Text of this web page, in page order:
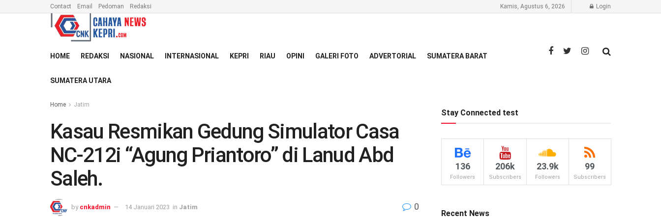
Contact Email Pedoman Redaksi Kamis, Agustus 6, 2026 Login
HOME REDAKSI NASIONAL INTERNASIONAL KEPRI RIAU OPINI GALERI FOTO ADVERTORIAL SUMATERA BARAT
SUMATERA UTARA
Home Jatim
Kasau Resmikan Gedung Simulator Casa
NC-212i “Agung Priantoro” di Lanud Abd
Saleh.
by cnkadmin 14 Januari 2023 in Jatim 0
Stay Connected test
136
Followers
206k
Subscribers
23.9k
Followers
99
Subscribers
Recent News